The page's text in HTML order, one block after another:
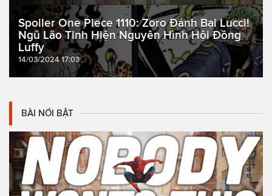
Spoiler One Piece 1110: Zoro Đánh Bại Lucci!
Ngũ Lão Tinh Hiện Nguyên Hình Hội Đồng
Luffy
14/03/2024 17:03
BÀI NỔI BẬT